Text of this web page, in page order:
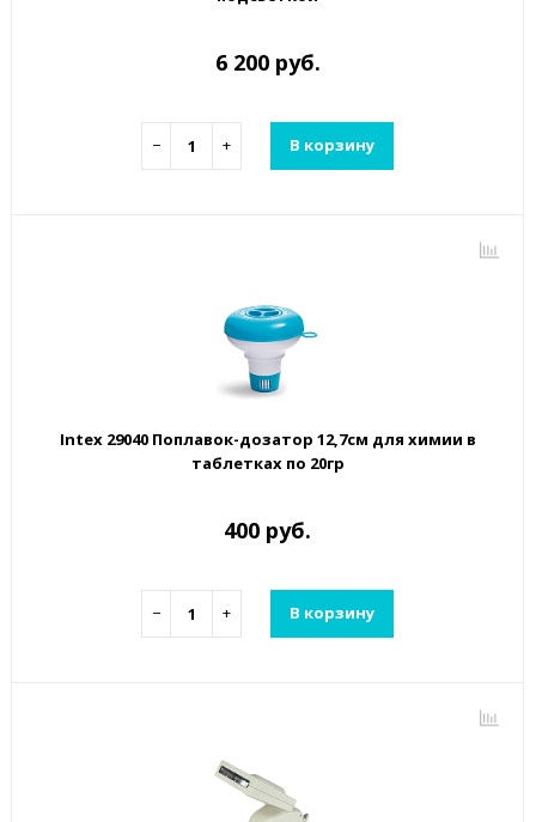
6 200 руб.
− + В корзину
Intex 29040 Поплавок-дозатор 12,7см для химии в
таблетках по 20гр
400 руб.
− + В корзину